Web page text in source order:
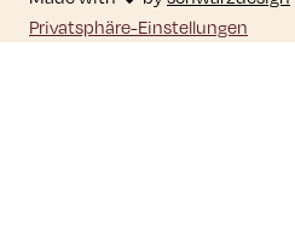
Privatsphäre-Einstellungen